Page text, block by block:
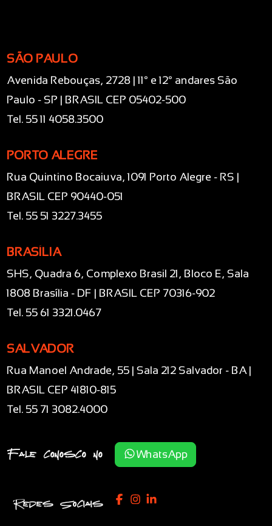
SÃO PAULO
Avenida Rebouças, 2728 | 11° e 12° andares São
Paulo - SP | BRASIL CEP 05402-500
Tel. 55 11 4058.3500
PORTO ALEGRE
Rua Quintino Bocaiuva, 1091 Porto Alegre - RS |
BRASIL CEP 90440-051
Tel. 55 51 3227.3455
BRASÍLIA
SHS, Quadra 6, Complexo Brasil 21, Bloco E, Sala
1808 Brasília - DF | BRASIL CEP 70316-902
Tel. 55 61 3321.0467
SALVADOR
Rua Manoel Andrade, 55 | Sala 212 Salvador - BA |
BRASIL CEP 41810-815
Tel. 55 71 3082.4000
Fale conosco no WhatsApp
Redes Sociais